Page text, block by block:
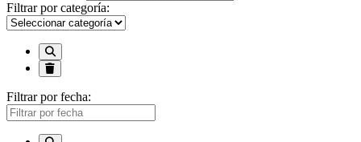
Filtrar por categoría:
Filtrar por fecha: